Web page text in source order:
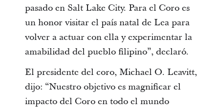
pasado en Salt Lake City. Para el Coro es
un honor visitar el país natal de Lea para
volver a actuar con ella y experimentar la
amabilidad del pueblo filipino”, declaró.
El presidente del coro, Michael O. Leavitt,
dijo: “Nuestro objetivo es magnificar el
impacto del Coro en todo el mundo